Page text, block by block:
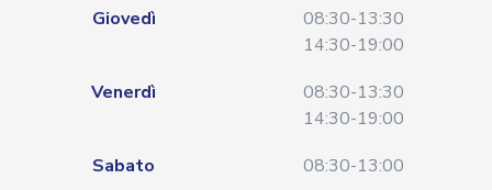
Giovedì
08:30-13:30
14:30-19:00
Venerdì
08:30-13:30
14:30-19:00
Sabato
08:30-13:00